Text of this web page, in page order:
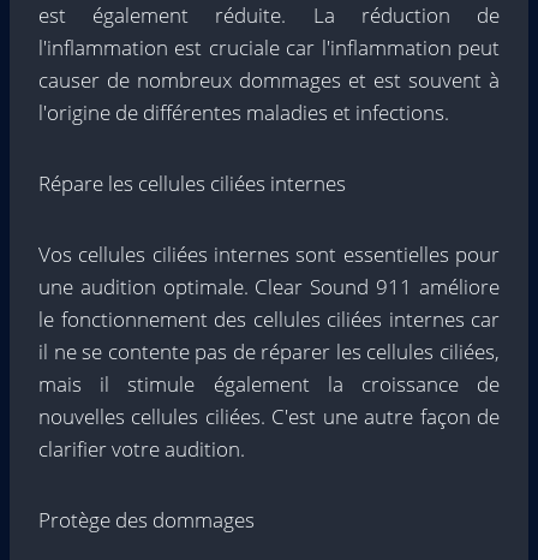
est également réduite. La réduction de
l'inflammation est cruciale car l'inflammation peut
causer de nombreux dommages et est souvent à
l'origine de différentes maladies et infections.
Répare les cellules ciliées internes
Vos cellules ciliées internes sont essentielles pour
une audition optimale. Clear Sound 911 améliore
le fonctionnement des cellules ciliées internes car
il ne se contente pas de réparer les cellules ciliées,
mais il stimule également la croissance de
nouvelles cellules ciliées. C'est une autre façon de
clarifier votre audition.
Protège des dommages